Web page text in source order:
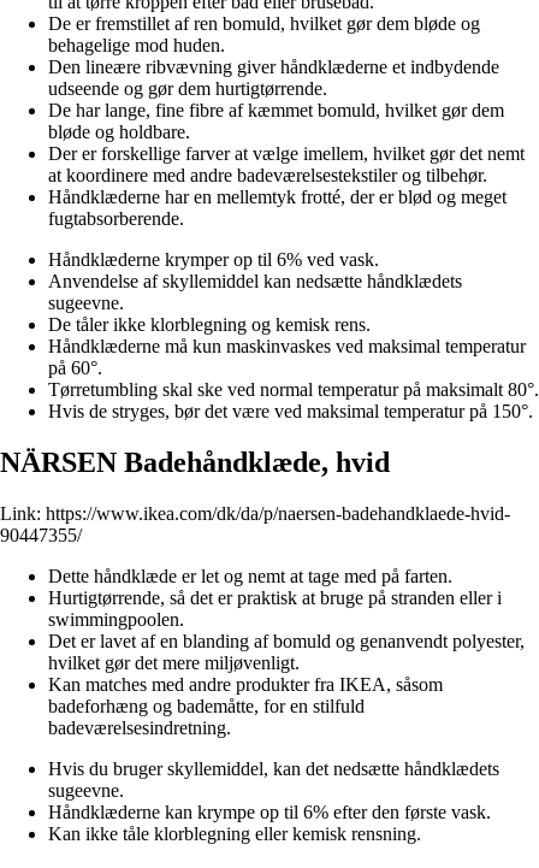
De er fremstillet af ren bomuld, hvilket gør dem bløde og
behagelige mod huden.
Den lineære ribvævning giver håndklæderne et indbydende
udseende og gør dem hurtigtørrende.
De har lange, fine fibre af kæmmet bomuld, hvilket gør dem
bløde og holdbare.
Der er forskellige farver at vælge imellem, hvilket gør det nemt
at koordinere med andre badeværelsestekstiler og tilbehør.
Håndklæderne har en mellemtyk frotté, der er blød og meget
fugtabsorberende.
Håndklæderne krymper op til 6% ved vask.
Anvendelse af skyllemiddel kan nedsætte håndklædets
sugeevne.
De tåler ikke klorblegning og kemisk rens.
Håndklæderne må kun maskinvaskes ved maksimal temperatur
på 60°.
Tørretumbling skal ske ved normal temperatur på maksimalt 80°.
Hvis de stryges, bør det være ved maksimal temperatur på 150°.
NÄRSEN Badehåndklæde, hvid
Link: https://www.ikea.com/dk/da/p/naersen-badehandklaede-hvid-
90447355/
Dette håndklæde er let og nemt at tage med på farten.
Hurtigtørrende, så det er praktisk at bruge på stranden eller i
swimmingpoolen.
Det er lavet af en blanding af bomuld og genanvendt polyester,
hvilket gør det mere miljøvenligt.
Kan matches med andre produkter fra IKEA, såsom
badeforhæng og bademåtte, for en stilfuld
badeværelsesindretning.
Hvis du bruger skyllemiddel, kan det nedsætte håndklædets
sugeevne.
Håndklæderne kan krympe op til 6% efter den første vask.
Kan ikke tåle klorblegning eller kemisk rensning.